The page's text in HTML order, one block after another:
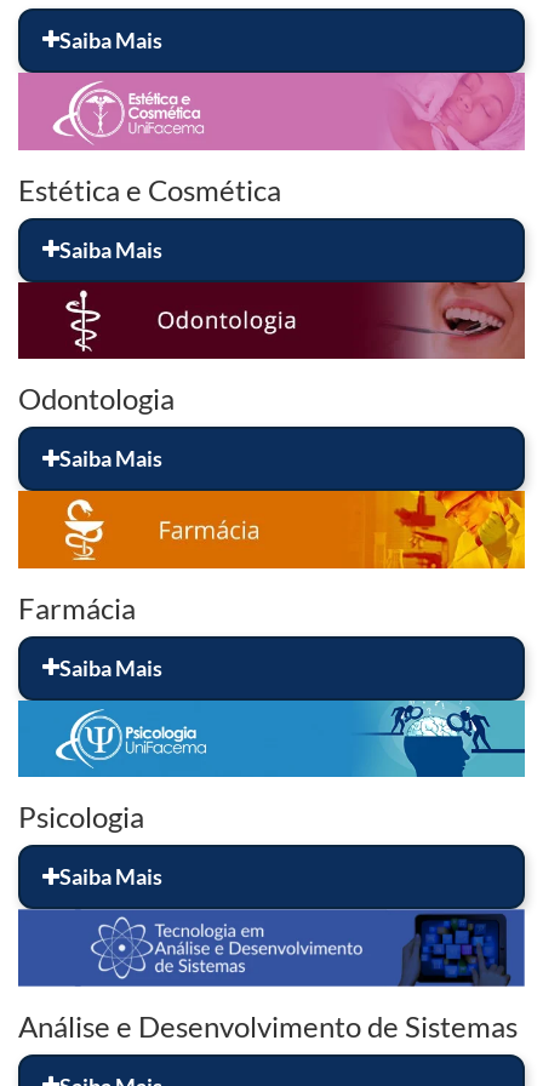
Saiba Mais
Estética e Cosmética
Saiba Mais
Odontologia
Saiba Mais
Farmácia
Saiba Mais
Psicologia
Saiba Mais
Análise e Desenvolvimento de Sistemas